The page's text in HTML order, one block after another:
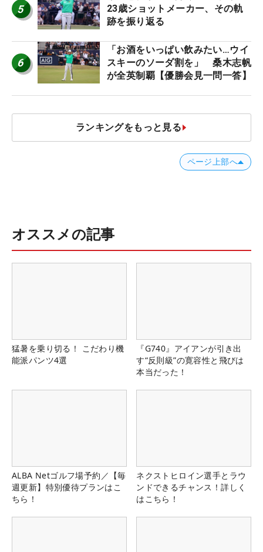
5
23歳ショットメーカー、その軌
跡を振り返る
6
「お酒をいっぱい飲みたい…ウイ
スキーのソーダ割を」 桑木志帆
が全英制覇【優勝会見一問一答】
ランキングをもっと見る
ページ上部へ
オススメの記事
猛暑を乗り切る！ こだわり機
能派パンツ4選
『G740』アイアンが引き出
す“反則級”の寛容性と飛びは
本当だった！
ALBA Netゴルフ場予約／【毎
週更新】特別優待プランはこ
ちら！
ネクストヒロイン選手とラウ
ンドできるチャンス！詳しく
はこちら！